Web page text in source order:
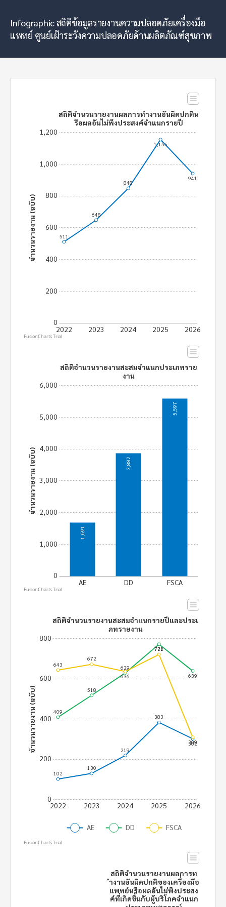
Infographic สถิติข้อมูลรายงานความปลอดภัยเครื่องมือ
แพทย์ ศูนย์เฝ้าระวังความปลอดภัยด้านผลิตภัณฑ์สุขภาพ
จำนวนรายงาน (ฉบับ)
0
200
400
600
800
1,000
1,200
2022 2023 2024 2025 2026
511
648
848
1,155
941
สถิติจำนวนรายงานผลการทำงานอันผิดปกติห
รือผลอันไม่พึงประสงค์จำแนกรายปี
FusionCharts Trial
จำนวนรายงาน (ฉบับ)
0
1,000
2,000
3,000
4,000
5,000
6,000
AE DD FSCA
1,691
3,882
5,597
สถิติจำนวนรายงานสะสมจำแนกประเภทราย
งาน
FusionCharts Trial
จำนวนรายงาน (ฉบับ)
0
200
400
600
800
2022 2023 2024 2025 2026
102
130
219
383
302
409
518
629
772
639
643
672
636
721
309
สถิติจำนวนรายงานสะสมจำแนกรายปีและประเ
ภทรายงาน
AE DD FSCA
FusionCharts Trial
สถิติจำนวนรายงานผลการท
ำงานอันผิดปกติของเครื่องมือ
แพทย์หรือผลอันไม่พึงประสง
ค์ที่เกิดขึ้นกับผู้บริโภคจำแนก